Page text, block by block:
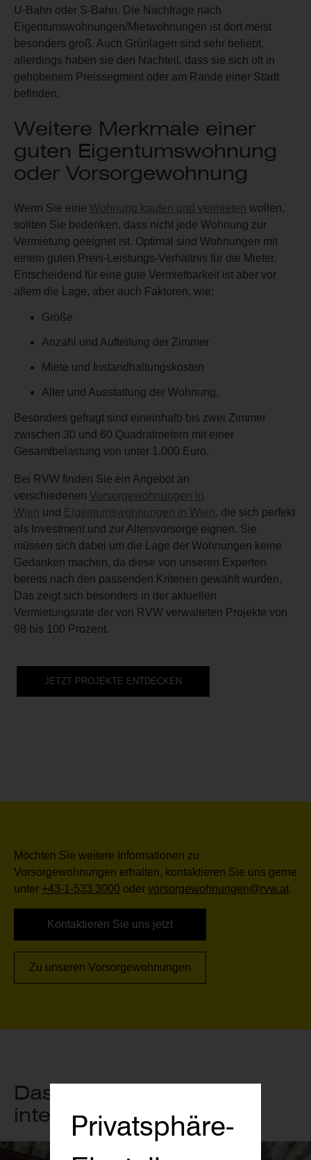
U-Bahn oder S-Bahn. Die Nachfrage nach
Eigentumswohnungen/Mietwohnungen ist dort meist
besonders groß. Auch Grünlagen sind sehr beliebt,
allerdings haben sie den Nachteil, dass sie sich oft in
gehobenem Preissegment oder am Rande einer Stadt
befinden.
Weitere Merkmale einer
guten Eigentumswohnung
oder Vorsorgewohnung
Wenn Sie eine Wohnung kaufen und vermieten wollen,
sollten Sie bedenken, dass nicht jede Wohnung zur
Vermietung geeignet ist. Optimal sind Wohnungen mit
einem guten Preis-Leistungs-Verhältnis für die Mieter.
Entscheidend für eine gute Vermietbarkeit ist aber vor
allem die Lage, aber auch Faktoren, wie:
Größe
Anzahl und Aufteilung der Zimmer
Miete und Instandhaltungskosten
Alter und Ausstattung der Wohnung.
Besonders gefragt sind eineinhalb bis zwei Zimmer
zwischen 30 und 60 Quadratmetern mit einer
Gesamtbelastung von unter 1.000 Euro.
Bei RVW finden Sie ein Angebot an
verschiedenen Vorsorgewohnungen in
Wien und Eigentumswohnungen in Wien, die sich perfekt
als Investment und zur Altersvorsorge eignen. Sie
müssen sich dabei um die Lage der Wohnungen keine
Gedanken machen, da diese von unseren Experten
bereits nach den passenden Kriterien gewählt wurden.
Das zeigt sich besonders in der aktuellen
Vermietungsrate der von RVW verwalteten Projekte von
98 bis 100 Prozent.
JETZT PROJEKTE ENTDECKEN
Möchten Sie weitere Informationen zu
Vorsorgewohnungen erhalten, kontaktieren Sie uns gerne
unter +43-1-533 3000 oder vorsorgewohnungen@rvw.at.
Kontaktieren Sie uns jetzt
Zu unseren Vorsorgewohnungen
Das könnte Sie auch
interessieren
Privatsphäre-